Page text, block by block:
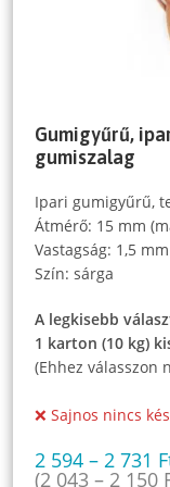
Gumigyűrű,
gumiszalag
Ipari gumigyűrű,
Átmérő: 15 mm
Vastagság: 1,5 mm
Szín: sárga
A legkisebb
1 karton (10 kg)
(Ehhez válasszon
❌ Sajnos nincs
2 594–2 731
(2 043– 2 150